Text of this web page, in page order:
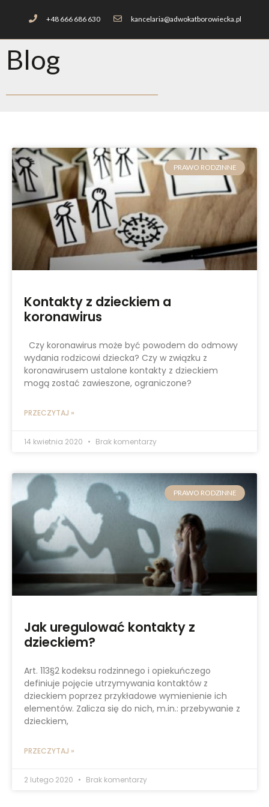
+48 666 686 630 kancelaria@adwokatborowiecka.pl
Blog
PRAWO RODZINNE
Kontakty z dzieckiem a
koronawirus
Czy koronawirus może być powodem do odmowy
wydania rodzicowi dziecka? Czy w związku z
koronawirusem ustalone kontakty z dzieckiem
mogą zostać zawieszone, ograniczone?
PRZECZYTAJ »
14 kwietnia 2020 Brak komentarzy
PRAWO RODZINNE
Jak uregulować kontakty z
dzieckiem?
Art. 113§2 kodeksu rodzinnego i opiekuńczego
definiuje pojęcie utrzymywania kontaktów z
dzieckiem poprzez przykładowe wymienienie ich
elementów. Zalicza się do nich, m.in.: przebywanie z
dzieckiem,
PRZECZYTAJ »
2 lutego 2020 Brak komentarzy